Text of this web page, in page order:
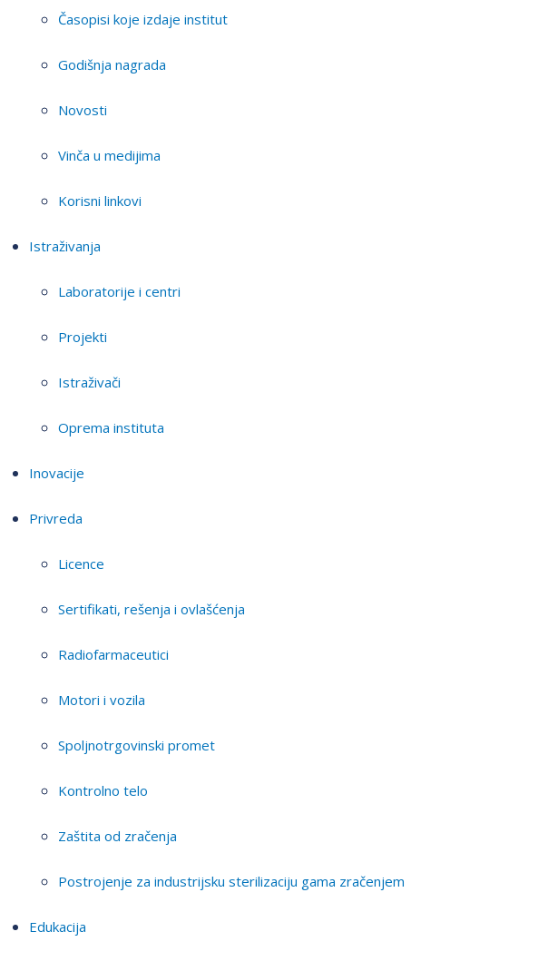
Časopisi koje izdaje institut
Godišnja nagrada
Novosti
Vinča u medijima
Korisni linkovi
Istraživanja
Laboratorije i centri
Projekti
Istraživači
Oprema instituta
Inovacije
Privreda
Licence
Sertifikati, rešenja i ovlašćenja
Radiofarmaceutici
Motori i vozila
Spoljnotrgovinski promet
Kontrolno telo
Zaštita od zračenja
Postrojenje za industrijsku sterilizaciju gama zračenjem
Edukacija